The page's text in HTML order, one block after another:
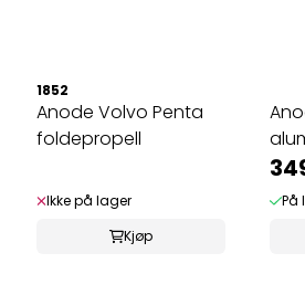
1852
Anode Volvo Penta
foldepropell
Ikke på lager
Kjøp
På